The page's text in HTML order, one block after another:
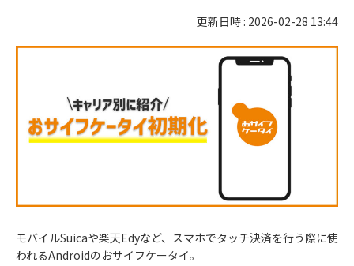
更新日時 : 2026-02-28 13:44
モバイルSuicaや楽天Edyなど、スマホでタッチ決済を行う際に使
われるAndroidのおサイフケータイ。